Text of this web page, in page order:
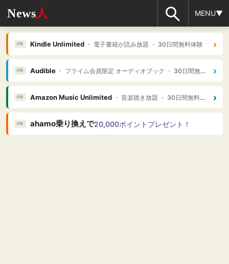
News人 MENU▼
PR Kindle Unlimited・ 電子書籍が読み放題 ・ 30日間無料体験 ›
PR Audible・ プライム会員限定 オーディオブック ・ 30日間無料体験 ›
PR Amazon Music Unlimited・ 音楽聴き放題 ・ 30日間無料体験 ›
PR ahamo乗り換えで20,000ポイントプレゼント！